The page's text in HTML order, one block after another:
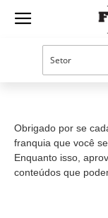
Guia
Obrigado por se
franquia que você
Enquanto isso,
conteúdos que